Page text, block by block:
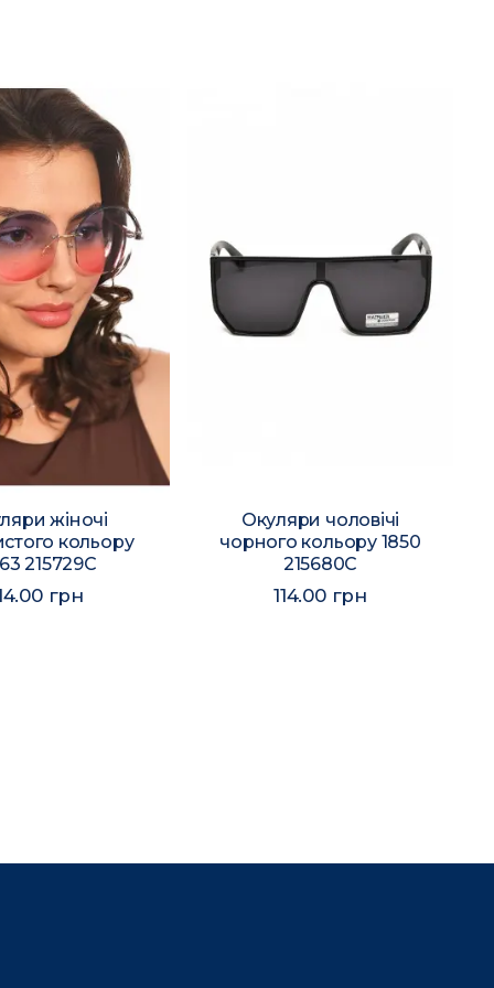
жіночі
кольору
215729C
грн
Окуляри чоловічі
чорного кольору 1850
215680C
114.00 грн